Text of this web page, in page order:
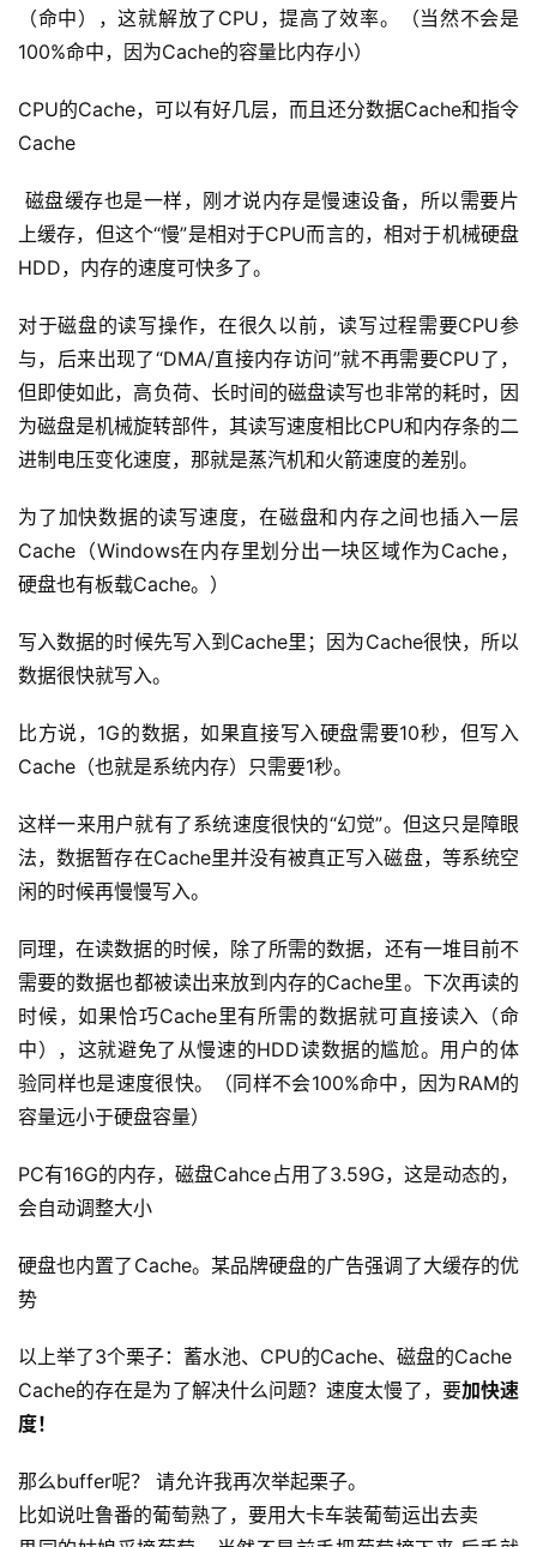
（命中），这就解放了CPU，提高了效率。（当然不会是
100%命中，因为Cache的容量比内存小）
CPU的Cache，可以有好几层，而且还分数据Cache和指令
Cache
上缓存，但这个“慢”是相对于CPU而言的，相对于机械硬盘
HDD，内存的速度可快多了。
对于磁盘的读写操作，在很久以前，读写过程需要CPU参
与，后来出现了“DMA/直接内存访问”就不再需要CPU了，
但即使如此，高负荷、长时间的磁盘读写也非常的耗时，因
为磁盘是机械旋转部件，其读写速度相比CPU和内存条的二
进制电压变化速度，那就是蒸汽机和火箭速度的差别。
为了加快数据的读写速度，在磁盘和内存之间也插入一层
Cache（Windows在内存里划分出一块区域作为Cache，
硬盘也有板载Cache。）
写入数据的时候先写入到Cache里；因为Cache很快，所以
数据很快就写入。
比方说，1G的数据，如果直接写入硬盘需要10秒，但写入
Cache（也就是系统内存）只需要1秒。
这样一来用户就有了系统速度很快的“幻觉”。但这只是障眼
法，数据暂存在Cache里并没有被真正写入磁盘，等系统空
闲的时候再慢慢写入。
同理，在读数据的时候，除了所需的数据，还有一堆目前不
需要的数据也都被读出来放到内存的Cache里。下次再读的
时候，如果恰巧Cache里有所需的数据就可直接读入（命
中），这就避免了从慢速的HDD读数据的尴尬。用户的体
验同样也是速度很快。（同样不会100%命中，因为RAM的
容量远小于硬盘容量）
PC有16G的内存，磁盘Cahce占用了3.59G，这是动态的，
会自动调整大小
硬盘也内置了Cache。某品牌硬盘的广告强调了大缓存的优
势
以上举了3个栗子：蓄水池、CPU的Cache、磁盘的Cache
Cache的存在是为了解决什么问题？速度太慢了，要加快速
度！
那么buffer呢？ 请允许我再次举起栗子。
比如说吐鲁番的葡萄熟了，要用大卡车装葡萄运出去卖